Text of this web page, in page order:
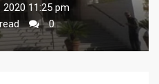
11:25 pm
0